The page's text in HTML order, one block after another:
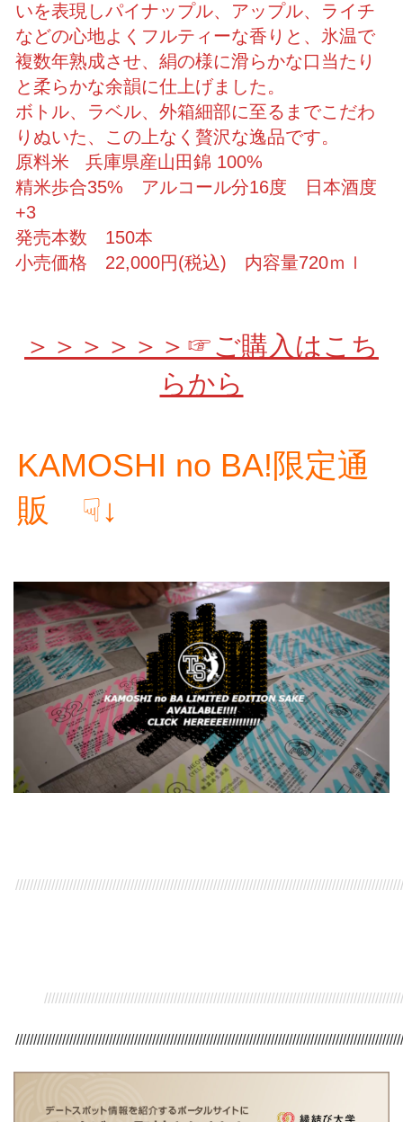
いを表現しパイナップル、アップル、ライチ
などの心地よくフルティーな香りと、氷温で
複数年熟成させ、絹の様に滑らかな口当たり
と柔らかな余韻に仕上げました。
ボトル、ラベル、外箱細部に至るまでこだわ
りぬいた、この上なく贅沢な逸品です。
原料米 兵庫県産山田錦 100%
精米歩合35% アルコール分16度 日本酒度
+3
発売本数 150本
小売価格 22,000円(税込) 内容量720ｍｌ
＞＞＞＞＞＞☞ご購入はこち
らから
KAMOSHI no BA!限定通
販 ☟↓